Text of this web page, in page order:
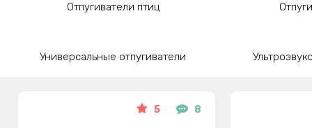
Отпугиватели птиц
Универсальные отпугиватели
5 8